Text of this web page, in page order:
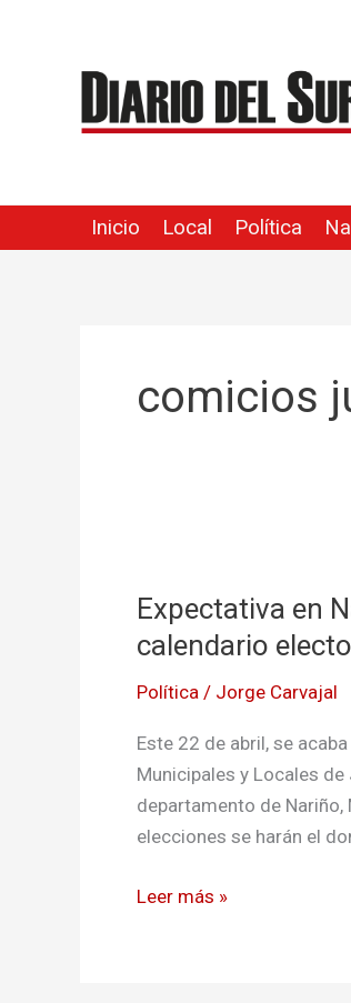
contenido
Inicio Local Política
comicios
Expectativa en
calendario
Política / Jorge Carvajal
Este 22 de abril, se
Municipales y Locales
departamento de
elecciones se harán el
Nariño
por
de
la
juventud,
se
abriò
electoral
Leer más »